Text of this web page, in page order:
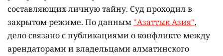
составляющих личную тайну. Суд проходил в
закрытом режиме. По данным "Азаттык Азия",
дело связано с публикациями о конфликте между
арендаторами и владельцами алматинского